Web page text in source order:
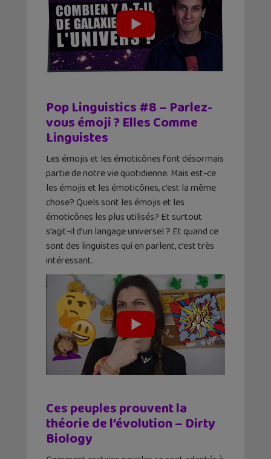
Pop Linguistics #8 – Parlez-
vous émoji ? Elles Comme
Linguistes
Les émojis et les émoticônes font désormais
partie de notre vie quotidienne. Mais est-ce
les émojis et les émoticônes, c’est la même
chose? Quels sont les émojis et les
émoticônes les plus utilisés? Et surtout
s’agit-il d’un langage universel ? Et quand ce
sont des linguistes qui en parlent, c’est très
intéressant.
Ces peuples prouvent la
théorie de l’évolution – Dirty
Biology